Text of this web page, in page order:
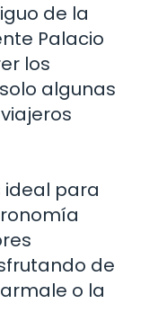
de la
Palacio
los
algunas
ideal para
de
o la